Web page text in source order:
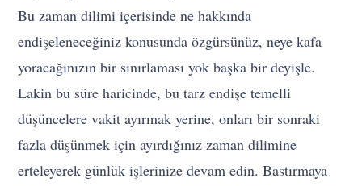
Bu zaman dilimi içerisinde ne hakkında
endişeleneceğiniz konusunda özgürsünüz, neye kafa
yoracağınızın bir sınırlaması yok başka bir deyişle.
Lakin bu süre haricinde, bu tarz endişe temelli
düşüncelere vakit ayırmak yerine, onları bir sonraki
fazla düşünmek için ayırdığınız zaman dilimine
erteleyerek günlük işlerinize devam edin. Bastırmaya